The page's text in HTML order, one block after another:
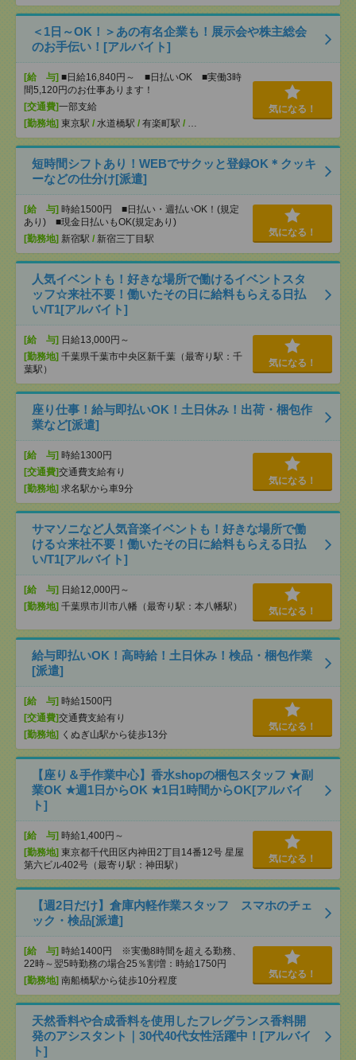
＜1日～OK！＞あの有名企業も！展示会や株主総会
のお手伝い！[アルバイト]
[給 与] ■日給16,840円～ ■日払いOK ■実働3時
間5,120円のお仕事あります！
[交通費]一部支給
[勤務地] 東京駅 / 水道橋駅 / 有楽町駅 / …
気になる！
短時間シフトあり！WEBでサクッと登録OK＊クッキ
ーなどの仕分け[派遣]
[給 与] 時給1500円 ■日払い・週払いOK！(規定
あり) ■現金日払いもOK(規定あり)
[勤務地] 新宿駅 / 新宿三丁目駅
気になる！
人気イベントも！好きな場所で働けるイベントスタ
ッフ☆来社不要！働いたその日に給料もらえる日払
い/T1[アルバイト]
[給 与] 日給13,000円～
[勤務地] 千葉県千葉市中央区新千葉（最寄り駅：千
葉駅）
気になる！
座り仕事！給与即払いOK！土日休み！出荷・梱包作
業など[派遣]
[給 与] 時給1300円
[交通費]交通費支給有り
[勤務地] 求名駅から車9分
気になる！
サマソニなど人気音楽イベントも！好きな場所で働
ける☆来社不要！働いたその日に給料もらえる日払
い/T1[アルバイト]
[給 与] 日給12,000円～
[勤務地] 千葉県市川市八幡（最寄り駅：本八幡駅） 気になる！
給与即払いOK！高時給！土日休み！検品・梱包作業
[派遣]
[給 与] 時給1500円
[交通費]交通費支給有り
[勤務地] くぬぎ山駅から徒歩13分
気になる！
【座り＆手作業中心】香水shopの梱包スタッフ ★副
業OK ★週1日からOK ★1日1時間からOK[アルバイ
ト]
[給 与] 時給1,400円～
[勤務地] 東京都千代田区内神田2丁目14番12号 星屋
第六ビル402号（最寄り駅：神田駅）
気になる！
【週2日だけ】倉庫内軽作業スタッフ スマホのチェ
ック・検品[派遣]
[給 与] 時給1400円 ※実働8時間を超える勤務、
22時～翌5時勤務の場合25％割増：時給1750円
[勤務地] 南船橋駅から徒歩10分程度
気になる！
天然香料や合成香料を使用したフレグランス香料開
発のアシスタント｜30代40代女性活躍中！[アルバイ
ト]